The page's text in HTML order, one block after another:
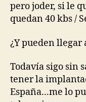
pero joder, si le
quedan 40 kbs /
¿Y pueden llegar
Todavía sigo sin
tener la
España...me lo